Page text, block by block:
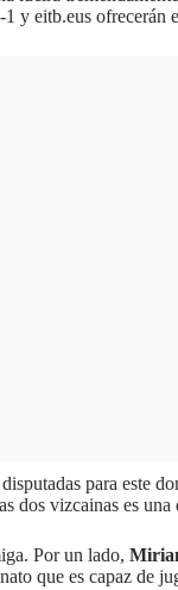
y eitb.eus ofrecerán
para este
dos vizcainas es
Por un lado,
que es capaz de